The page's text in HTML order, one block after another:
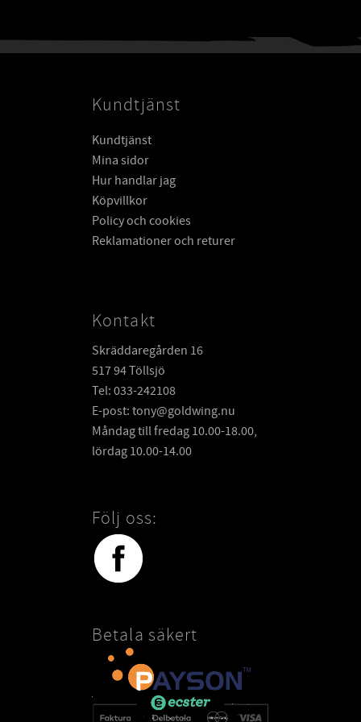
Kundtjänst
Kundtjänst
Mina sidor
Hur handlar jag
Köpvillkor
Policy och cookies
Reklamationer och returer
Kontakt
Skräddaregården 16
517 94 Töllsjö
Tel: 033-242108
E-post: tony@goldwing.nu
Måndag till fredag 10.00-18.00,
lördag 10.00-14.00
Följ oss:
Betala säkert